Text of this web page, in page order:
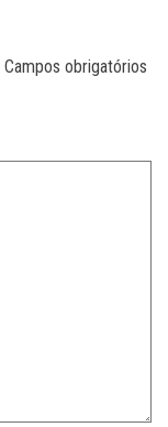
Campos obrigatórios